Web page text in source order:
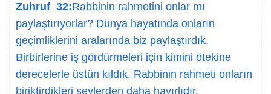
Zuhruf 32:Rabbinin rahmetini onlar mı
paylaştırıyorlar? Dünya hayatında onların
geçimliklerini aralarında biz paylaştırdık.
Birbirlerine iş gördürmeleri için kimini ötekine
derecelerle üstün kıldık. Rabbinin rahmeti onların
biriktirdikleri şeylerden daha hayırlıdır.